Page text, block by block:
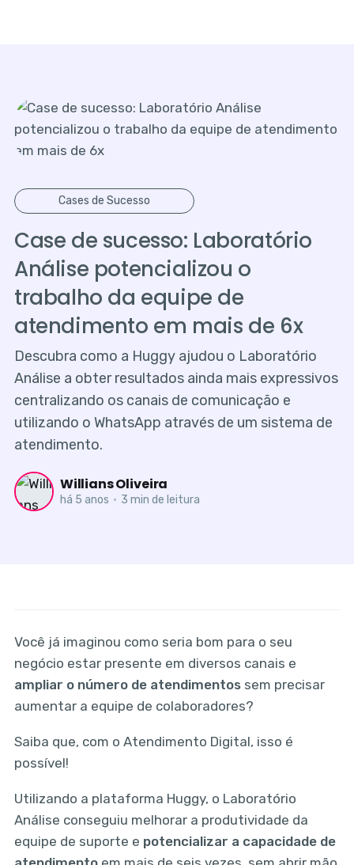
Cases de Sucesso
Case de sucesso: Laboratório
Análise potencializou o
trabalho da equipe de
atendimento em mais de 6x
Descubra como a Huggy ajudou o Laboratório
Análise a obter resultados ainda mais expressivos
centralizando os canais de comunicação e
utilizando o WhatsApp através de um sistema de
atendimento.
Willians Oliveira
há 5 anos • 3 min de leitura
Você já imaginou como seria bom para o seu
negócio estar presente em diversos canais e
ampliar o número de atendimentossem precisar
aumentar a equipe de colaboradores?
Saiba que, com o Atendimento Digital, isso é
possível!
Utilizando a plataforma Huggy, o Laboratório
Análise conseguiu melhorar a produtividade da
equipe de suporte e potencializar a capacidade de